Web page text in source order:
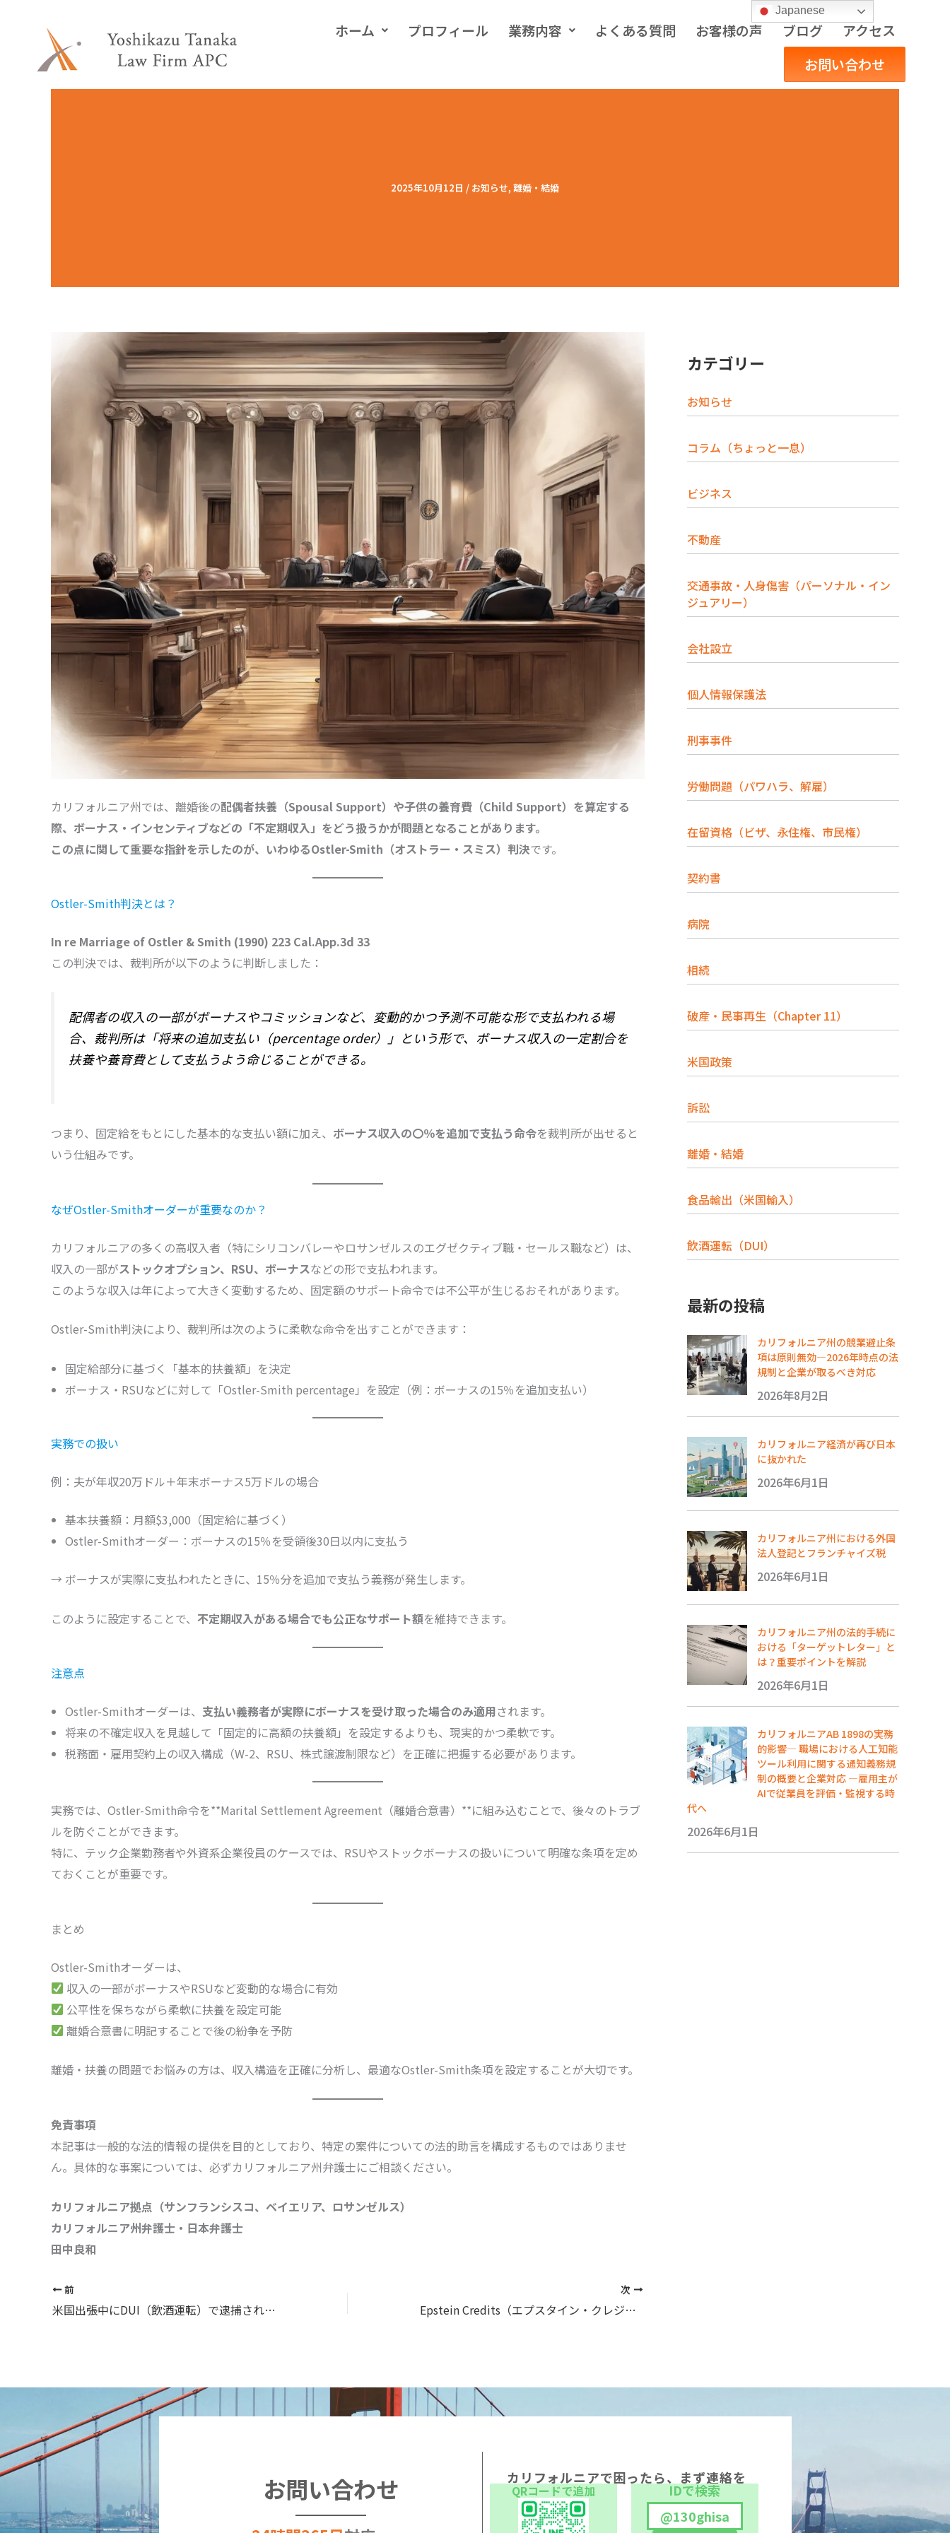
ホーム プロフィール 業務内容 よくある質問 お客様の声 ブログ
アクセス
お問い合わせ
2025年10月12日 / お知らせ, 離婚・結婚
カリフォルニア州では、離婚後の配偶者扶養（Spousal Support）や子供の養育費（Child Support）を算定する
際、ボーナス・インセンティブなどの「不定期収入」をどう扱うかが問題となることがあります。
この点に関して重要な指針を示したのが、いわゆるOstler-Smith（オストラー・スミス）判決です。
Ostler-Smith判決とは？
In re Marriage of Ostler & Smith (1990) 223 Cal.App.3d 33
この判決では、裁判所が以下のように判断しました：
配偶者の収入の一部がボーナスやコミッションなど、変動的かつ予測不可能な形で支払われる場
合、裁判所は「将来の追加支払い（percentage order）」という形で、ボーナス収入の一定割合を
扶養や養育費として支払うよう命じることができる。
つまり、固定給をもとにした基本的な支払い額に加え、 ボーナス収入の〇％を追加で支払う命令を裁判所が出せると
いう仕組みです。
なぜOstler-Smithオーダーが重要なのか？
カリフォルニアの多くの高収入者（特にシリコンバレーやロサンゼルスのエグゼクティブ職・セールス職など）は、
収入の一部がストックオプション、RSU、ボーナスなどの形で支払われます。
このような収入は年によって大きく変動するため、固定額のサポート命令では不公平が生じるおそれがあります。
Ostler-Smith判決により、裁判所は次のように柔軟な命令を出すことができます：
固定給部分に基づく「基本的扶養額」を決定
ボーナス・RSUなどに対して「Ostler-Smith percentage」を設定（例：ボーナスの15％を追加支払い）
実務での扱い
例：夫が年収20万ドル＋年末ボーナス5万ドルの場合
基本扶養額：月額$3,000（固定給に基づく）
Ostler-Smithオーダー：ボーナスの15％を受領後30日以内に支払う
→ ボーナスが実際に支払われたときに、15％分を追加で支払う義務が発生します。
このように設定することで、 不定期収入がある場合でも公正なサポート額を維持できます。
注意点
Ostler-Smithオーダーは、 支払い義務者が実際にボーナスを受け取った場合のみ適用されます。
将来の不確定収入を見越して「固定的に高額の扶養額」を設定するよりも、現実的かつ柔軟です。
税務面・雇用契約上の収入構成（W-2、RSU、株式譲渡制限など）を正確に把握する必要があります。
実務では、Ostler-Smith命令を**Marital Settlement Agreement（離婚合意書）**に組み込むことで、後々のトラブ
ルを防ぐことができます。
特に、テック企業勤務者や外資系企業役員のケースでは、RSUやストックボーナスの扱いについて明確な条項を定め
ておくことが重要です。
まとめ
Ostler-Smithオーダーは、
収入の一部がボーナスやRSUなど変動的な場合に有効
公平性を保ちながら柔軟に扶養を設定可能
離婚合意書に明記することで後の紛争を予防
離婚・扶養の問題でお悩みの方は、収入構造を正確に分析し、最適なOstler-Smith条項を設定することが大切です。
免責事項
本記事は一般的な法的情報の提供を目的としており、特定の案件についての法的助言を構成するものではありませ
ん。具体的な事案については、必ずカリフォルニア州弁護士にご相談ください。
カリフォルニア拠点（サンフランシスコ、ベイエリア、ロサンゼルス）
カリフォルニア州弁護士・日本弁護士
田中良和
前
米国出張中にDUI（飲酒運転）で逮捕された場合、日本に帰国しても大丈夫か？
次
Epstein Credits（エプスタイン・クレジット）とは？自分の資金で共同債務を支払った場合の返還請求
カテゴリー
お知らせ
コラム（ちょっと一息）
ビジネス
不動産
交通事故・人身傷害（パーソナル・イン
ジュアリー）
会社設立
個人情報保護法
刑事事件
労働問題（パワハラ、解雇）
在留資格（ビザ、永住権、市民権）
契約書
病院
相続
破産・民事再生（Chapter 11）
米国政策
訴訟
離婚・結婚
食品輸出（米国輸入）
飲酒運転（DUI）
最新の投稿
カリフォルニア州の競業避止条
項は原則無効―2026年時点の法
規制と企業が取るべき対応
2026年8月2日
カリフォルニア経済が再び日本
に抜かれた
2026年6月1日
カリフォルニア州における外国
法人登記とフランチャイズ税
2026年6月1日
カリフォルニア州の法的手続に
おける「ターゲットレター」と
は？重要ポイントを解説
2026年6月1日
カリフォルニアAB 1898の実務
的影響― 職場における人工知能
ツール利用に関する通知義務規
制の概要と企業対応 ―雇用主が
AIで従業員を評価・監視する時
代へ
2026年6月1日
お問い合わせ カリフォルニアで困ったら、まず連絡を
QRコードで追加
IDで検索
@130ghisa
Japanese